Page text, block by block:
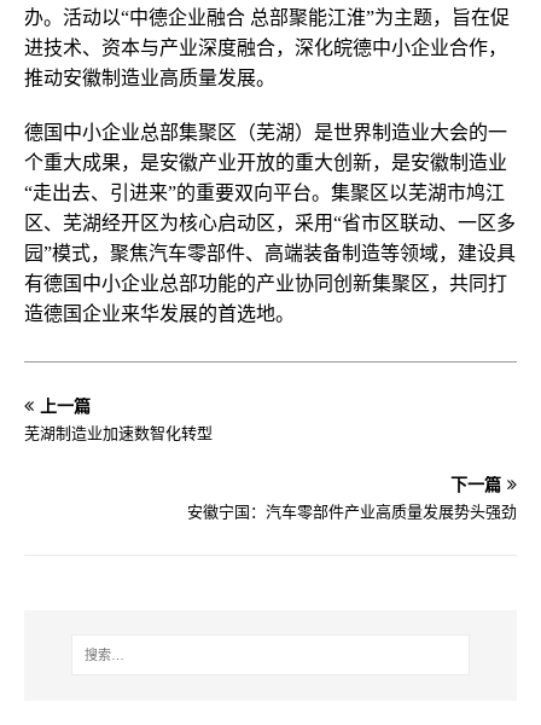
办。活动以“中德企业融合 总部聚能江淮”为主题，旨在促
进技术、资本与产业深度融合，深化皖德中小企业合作，
推动安徽制造业高质量发展。
德国中小企业总部集聚区（芜湖）是世界制造业大会的一
个重大成果，是安徽产业开放的重大创新，是安徽制造业
“走出去、引进来”的重要双向平台。集聚区以芜湖市鸠江
区、芜湖经开区为核心启动区，采用“省市区联动、一区多
园”模式，聚焦汽车零部件、高端装备制造等领域，建设具
有德国中小企业总部功能的产业协同创新集聚区，共同打
造德国企业来华发展的首选地。
上一篇
芜湖制造业加速数智化转型
下一篇
安徽宁国：汽车零部件产业高质量发展势头强劲